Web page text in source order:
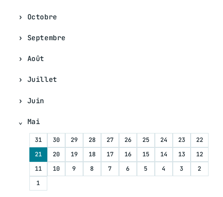
Octobre
Septembre
Août
Juillet
Juin
Mai
31 30 29 28 27 26 25 24 23
22
21
20 19 18 17 16 15 14 13
12
11
10 9 8 7 6 5 4 3
2
1